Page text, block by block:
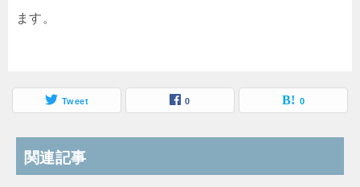
ます。
Tweet 0 0
関連記事